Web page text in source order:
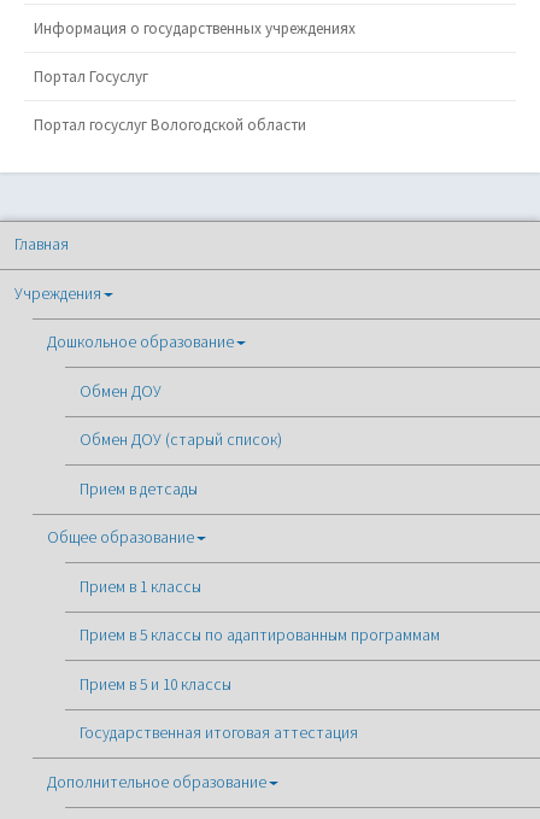
Информация о государственных учреждениях
Портал Госуслуг
Портал госуслуг Вологодской области
Главная
Учреждения
Дошкольное образование
Обмен ДОУ
Обмен ДОУ (старый список)
Прием в детсады
Общее образование
Прием в 1 классы
Прием в 5 классы по адаптированным программам
Прием в 5 и 10 классы
Государственная итоговая аттестация
Дополнительное образование